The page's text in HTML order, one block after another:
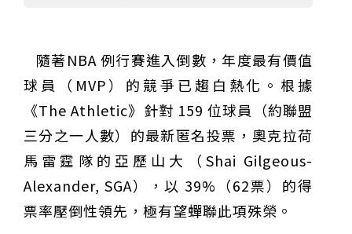
登場
綠營中投參選人合體 拋「中投新市鎮」 交通與醫療跨
甲 萬人爭躦轎底響徹夜空
MLB》鄧愷威6局飆6K完封小熊奪第3勝！宰制力複製
「王建民建仔旋風」引爆世代傳承鐵觀音節政大登場 結合大文山友善食農與地方創生
臺德技職教育深層對話！德國Walther Rathenau師生
造訪大安高工 體驗端午文化與前瞻工業實作
迎端午、抗酷暑！臺中盛夏水域系列活動本周六起兩地
開划
課堂搬到菜市場！北市13校「游於藝」成果展 導覽小
尖兵用藝術「說」出千年風俗
20年淬鍊！貓空纜車運量突破4,000萬人次 「天空綠
洲」成國際打卡新地標
熊鷹羽毛與保育的兩難！金甌女中師生齊聚《飛吧！熊
鷹》特映會 深化原民文化與生態永續教育
29件神級作品齊聚葫蘆墩！「藝馬登豐」2026台灣工
藝之家聯展震撼登場
跨越百年的生物觀測！科博館、成大《時空丈量師》特
隨著NBA 例行賽進入倒數，年度最有價值
球員（MVP）的競爭已趨白熱化。根據
《The Athletic》針對 159 位球員（約聯盟
三分之一人數）的最新匿名投票，奧克拉荷
馬雷霆隊的亞歷山大（Shai Gilgeous-
Alexander, SGA），以 39%（62票）的得
票率壓倒性領先，極有望蟬聯此項殊榮。